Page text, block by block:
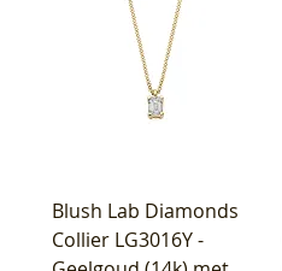
Blush Lab Diamonds
Collier LG3016Y -